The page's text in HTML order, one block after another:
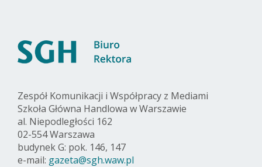
Zespół Komunikacji i Współpracy z Mediami
Szkoła Główna Handlowa w Warszawie
al. Niepodległości 162
02-554 Warszawa
budynek G: pok. 146, 147
e-mail: gazeta@sgh.waw.pl